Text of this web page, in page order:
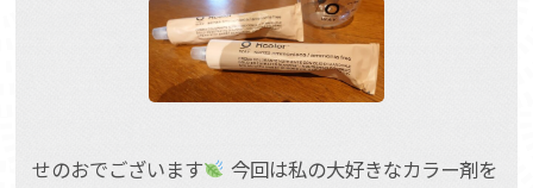
せのおでございます
今回は私の大好きなカラー剤を